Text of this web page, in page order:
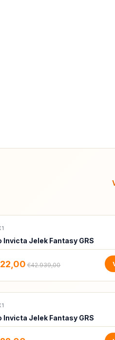
Invicta Jelek Fantasy GRS
€42.939,00
Invicta Jelek Fantasy GRS